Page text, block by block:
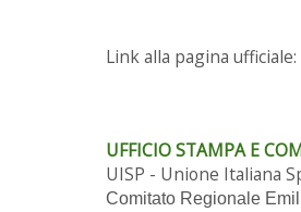
Link alla pagina ufficiale:
UFFICIO STAMPA E
UISP - Unione Italiana
Comitato Regionale